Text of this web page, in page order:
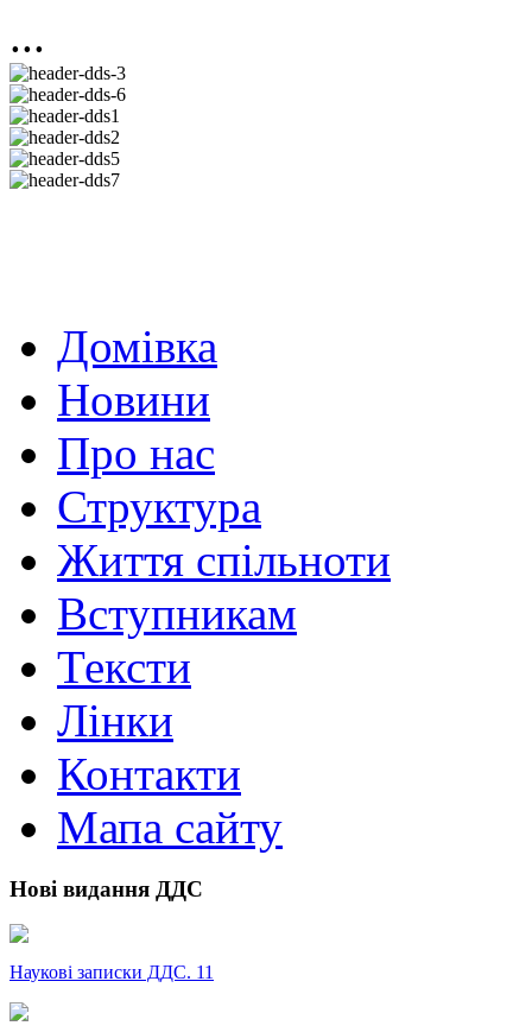
...
Домівка
Новини
Про нас
Структура
Життя спільноти
Вступникам
Тексти
Лінки
Контакти
Мапа сайту
Нові видання ДДС
Наукові записки ДДС. 11